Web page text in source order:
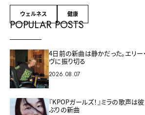
ウェルネス 健康
POPULAR POSTS
4日前の新曲は静かだった。エリー
ヴに振り切る
2026.08.07
『KPOPガールズ！』ミラの歌声は
ぶりの新曲